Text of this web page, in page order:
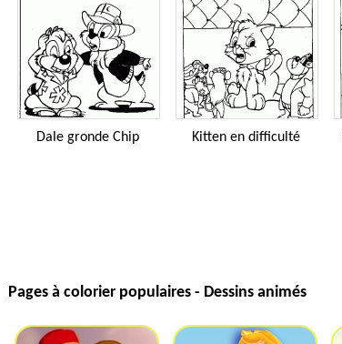
Dale gronde Chip Kitten en difficulté
Pages à colorier populaires - Dessins animés